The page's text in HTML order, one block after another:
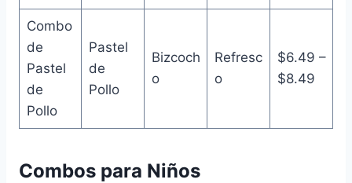
Combo
de
Pastel
de
Pollo
Pastel
de
Pollo
Bizcoch
o
Refresc
o
$6.49 –
$8.49
Combos para Niños